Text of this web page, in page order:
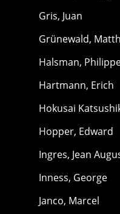
Gris, Juan
Grünewald,
Halsman,
Hartmann, Erich
Hokusai
Hopper, Edward
Ingres, Jean
Inness, George
Janco, Marcel